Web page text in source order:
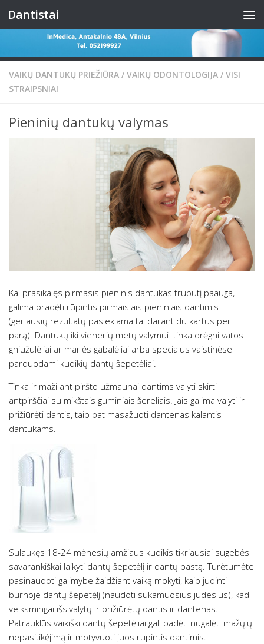
Skip to content
Dantistai
VAIKŲ DANTUKŲ PRIEŽIŪRA / VAIKŲ ODONTOLOGIJA / VISI
STRAIPSNIAI
Pieninių dantukų valymas
Kai prasikalęs pirmasis pieninis dantukas truputį paauga,
galima pradėti rūpintis pirmaisiais pieniniais dantimis
(geriausių rezultatų pasiekiama tai darant du kartus per
parą). Dantukų iki vienerių metų valymui tinka drėgni vatos
gniužulėliai ar marlės gabalėliai arba specialūs vaistinėse
parduodami kūdikių dantų šepetėliai.
Tinka ir maži ant piršto užmaunai dantims valyti skirti
antpirščiai su mikštais guminiais šereliais. Jais galima valyti ir
prižiūrėti dantis, taip pat masažuoti dantenas kalantis
dantukams.
Sulaukęs 18-24 mėnesių amžiaus kūdikis tikriausiai sugebės
savarankiškai laikyti dantų šepetėlį ir dantų pastą. Turėtumėte
pasinaudoti galimybe žaidžiant vaiką mokyti, kaip judinti
burnoje dantų šepetėlį (naudoti sukamuosius judesius), kad
veiksmingai išsivalytų ir prižiūrėtų dantis ir dantenas.
Patrauklūs vaikiški dantų šepetėliai gali padėti nugalėti mažųjų
nepasitikėjimą ir motyvuoti juos rūpintis dantimis.